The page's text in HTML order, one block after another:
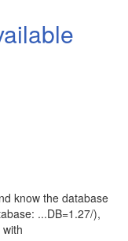
know the database
...DB=1.27/),
with